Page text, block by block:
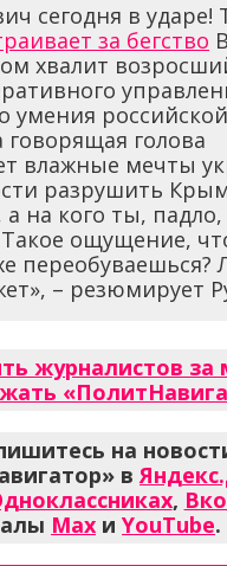
сегодня в ударе!
за бегство
хвалит
умения
говорящая голова
влажные мечты
разрушить
на кого ты, падло,
ощущение,
переобуваешься?
– резюмирует
журналистов за
на
в
,
Max и YouTube.